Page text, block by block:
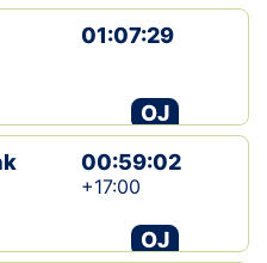
01:07:29
OJ
00:59:02
+17:00
OJ